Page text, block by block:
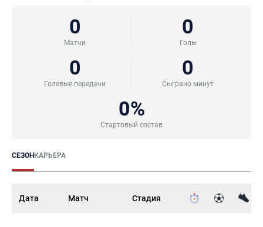
0
Матчи
0
Голы
0
Голевые передачи
0
Сыграно минут
0%
Стартовый состав
СЕЗОНКАРЬЕРА
Дата Матч Стадия